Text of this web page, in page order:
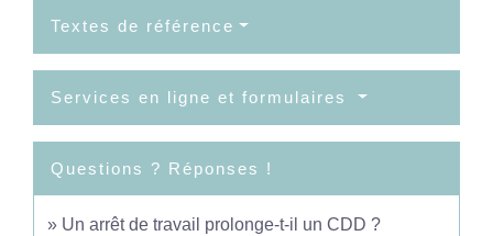
Textes de référence
Services en ligne et formulaires
Questions ? Réponses !
Un arrêt de travail prolonge-t-il un CDD ?